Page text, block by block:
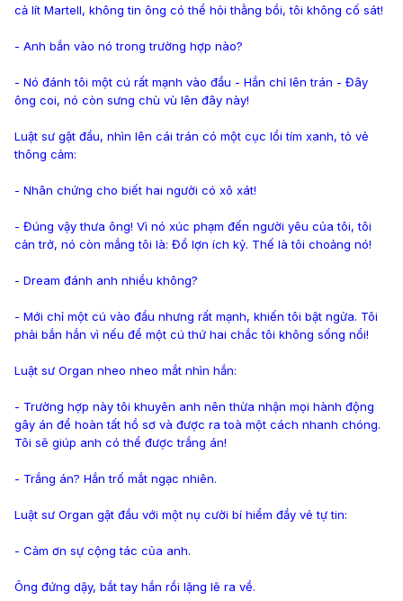
cả lít Martell, không tin ông có thể hỏi thằng bồi, tôi không cố sát!
- Anh bắn vào nó trong trường hợp nào?
- Nó đánh tôi một cú rất mạnh vào đầu - Hắn chỉ lên trán - Đây
ông coi, nó còn sưng chù vù lên đây này!
Luật sư gật đầu, nhìn lên cái trán có một cục lồi tím xanh, tỏ vẻ
thông cảm:
- Nhân chứng cho biết hai người có xô xát!
- Đúng vậy thưa ông! Vì nó xúc phạm đến người yêu của tôi, tôi
cản trở, nó còn mắng tôi là: Đồ lợn ích kỷ. Thế là tôi choảng nó!
- Dream đánh anh nhiều không?
- Mới chỉ một cú vào đầu nhưng rất mạnh, khiến tôi bật ngửa. Tôi
phải bắn hắn vì nếu để một cú thứ hai chắc tôi không sống nổi!
Luật sư Organ nheo nheo mắt nhìn hắn:
- Trường hợp này tôi khuyên anh nên thừa nhận mọi hành động
gây án để hoàn tất hồ sơ và được ra toà một cách nhanh chóng.
Tôi sẽ giúp anh có thể được trắng án!
- Trắng án? Hắn trố mắt ngạc nhiên.
Luật sư Organ gật đầu với một nụ cười bí hiểm đầy vẻ tự tin:
- Cảm ơn sự cộng tác của anh.
Ông đứng dậy, bắt tay hắn rồi lặng lẽ ra về.